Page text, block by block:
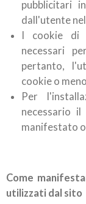
pubblicitari
dall'utente
I cookie di
necessari
pertanto,
cookie o
Per
necessario
manifestato
Come
utilizzati dal sito